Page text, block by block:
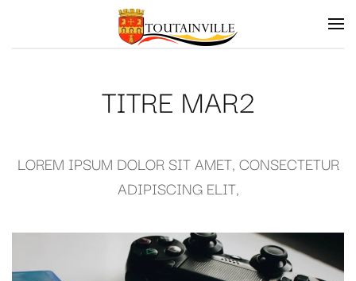
Skip to main content
TITRE MAR2
LOREM IPSUM DOLOR SIT AMET, CONSECTETUR
ADIPISCING ELIT,